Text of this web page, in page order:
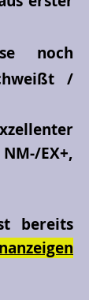
noch
/
EX+,
bereits